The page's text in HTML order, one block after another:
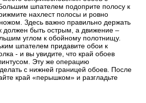
шпателем подоприте полосу к
нахлест полосы и ровно
Здесь важно правильно держать
быть острым, а движение –
углом к обойному полотнищу.
шпателем придавите обои к
- и вы увидите, что край обоев
Эту же операцию
с нижней границей обоев. После
край «перышком» и разгладьте